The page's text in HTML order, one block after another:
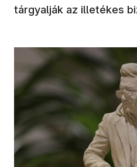
tárgyalják az illetékes